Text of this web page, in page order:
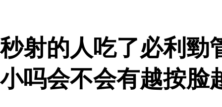
秒射的人吃了必利勁
小吗会不会有越按脸